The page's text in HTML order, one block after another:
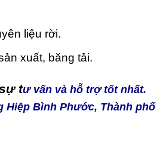
liệu rời.
xuất, băng tải.
tư vấn và hỗ trợ tốt nhất.
Hiệp Bình Phước, Thành phố